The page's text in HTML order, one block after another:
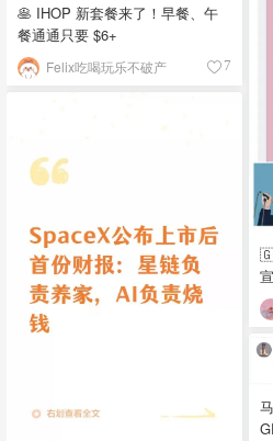
🥞 IHOP 新套餐来了！早餐、午
餐通通只要 $6+
Felix吃喝玩乐不破产 7
宣